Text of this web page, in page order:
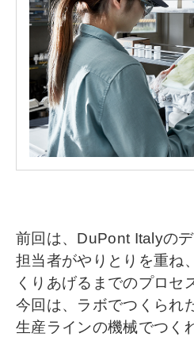
前回は、DuPont Italyの
担当者がやりとりを重ね
くりあげるまでのプロセ
今回は、ラボでつくられ
生産ラインの機械でつく